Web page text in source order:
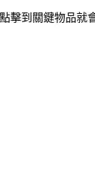
擊到關鍵物品就